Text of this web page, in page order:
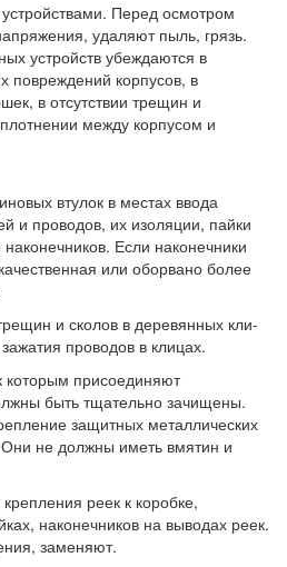
Перед осмотром
удаляют пыль, грязь.
устройств убеждаются в
повреждений корпусов, в
в отсутствии трещин и
между корпусом и
втулок в местах ввода
и проводов, их изоляции, пайки
Если наконечники
или оборвано более
и сколов в деревянных кли-
проводов в клицах.
которым присоединяют
быть тщательно зачищены.
защитных металлических
не должны иметь вмятин и
реек к коробке,
наконечников на выводах реек.
заменяют.